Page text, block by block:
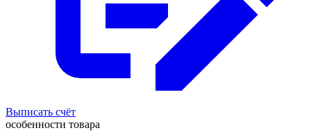
Выписать счёт
особенности товара